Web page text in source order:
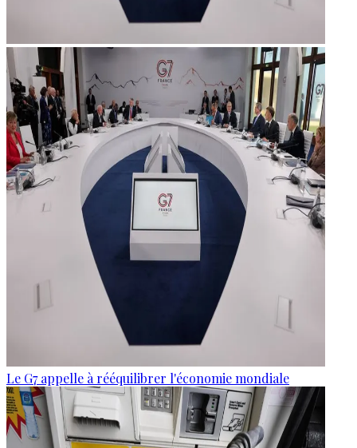
Le G7 appelle à rééquilibrer l'économie mondiale